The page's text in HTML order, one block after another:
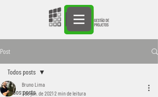
Post
Todos posts
Todos posts
Bruno Lima
7 de jan. de 20212 min de leitura